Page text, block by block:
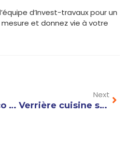
d’Invest-travaux pour un
et donnez vie à votre
Moodboard deco : astuces et inspirations pour créer une ambiance unique chez vous
Next
Verrière cuisine sur mesure : créez un espace lumineux et design chez vous